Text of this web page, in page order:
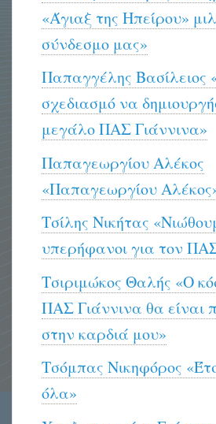
«Άγιαξ της Ηπείρου»
σύνδεσμο μας»
Παπαγγέλης Βασίλειος
σχεδιασμό να
μεγάλο ΠΑΣ Γιάννινα»
Παπαγεωργίου Αλέκος
«Παπαγεωργίου
Τσίλης Νικήτας
υπερήφανοι για τον
Τσιριμώκος Θαλής «Ο
ΠΑΣ Γιάννινα θα είναι
στην καρδιά μου»
Τσόμπας Νικηφόρος
όλα»